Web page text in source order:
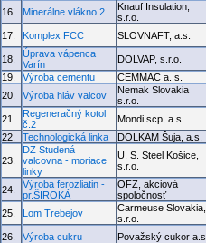
16.
Minerálne vlákno 2
Knauf Insulation,
s.r.o.
17. Komplex FCC SLOVNAFT, a.s.
18.
Úprava vápenca
Varín
DOLVAP, s.r.o.
19.
Výroba cementu CEMMAC a. s.
20.
Výroba hláv valcov
Nemak Slovakia
s.r.o.
21.
Regeneračný kotol
č.2
Mondi scp, a.s.
22.
Technologická linka DOLKAM Šuja, a.s.
23.
DZ Studená
valcovna - moriace
linky
U. S. Steel Košice,
s.r.o.
24.
Výroba ferozliatin -
pr.ŠIROKÁ
OFZ, akciová
spoločnosť
25. Lom Trebejov
Carmeuse Slovakia,
s.r.o.
26. Výroba cukru Považský cukor a.s.